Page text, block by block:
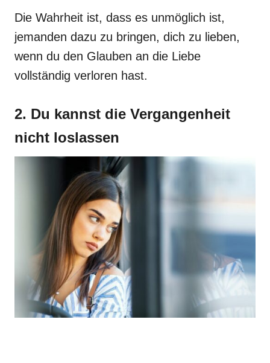
Die Wahrheit ist, dass es unmöglich ist,
jemanden dazu zu bringen, dich zu lieben,
wenn du den Glauben an die Liebe
vollständig verloren hast.
2. Du kannst die Vergangenheit
nicht loslassen